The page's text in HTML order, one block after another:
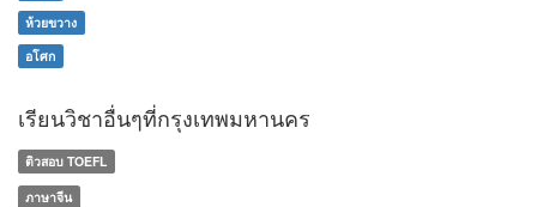
ห้วยขวาง
อโศก
เรียนวิชาอื่นๆที่กรุงเทพมหานคร
ติวสอบ TOEFL
ภาษาจีน